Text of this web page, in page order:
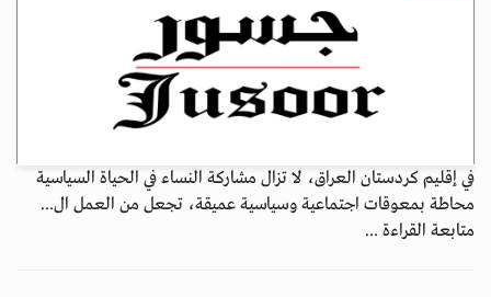
في إقليم كردستان العراق، لا تزال مشاركة النساء في الحياة السياسية
محاطة بمعوقات اجتماعية وسياسية عميقة، تجعل من العمل ال...
متابعة القراءة ...